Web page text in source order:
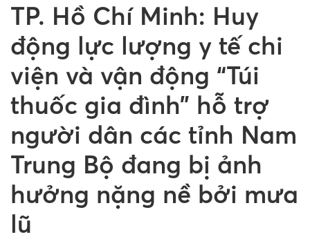
TP. Hồ Chí Minh: Huy
động lực lượng y tế chi
viện và vận động “Túi
thuốc gia đình” hỗ trợ
người dân các tỉnh Nam
Trung Bộ đang bị ảnh
hưởng nặng nề bởi mưa
lũ